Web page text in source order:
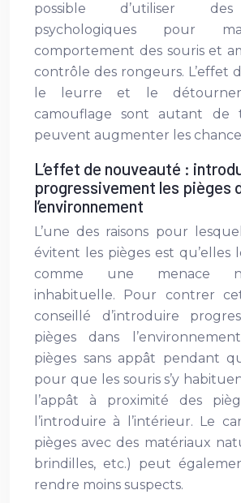
possible d’utiliser des
psychologiques pour
comportement des souris et
contrôle des rongeurs. L’effet
le leurre et le
camouflage sont autant de
peuvent augmenter les
L’effet de nouveauté :
progressivement les pièges
l’environnement
L’une des raisons pour
évitent les pièges est qu’elles
comme une menace
inhabituelle. Pour contrer
conseillé d’introduire
pièges dans
pièges sans appât pendant
pour que les souris s’y
l’appât à proximité des
l’introduire à l’intérieur. Le
pièges avec des matériaux
brindilles, etc.) peut
rendre moins suspects.